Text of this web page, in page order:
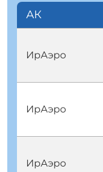
АК
ИрАэро
ИрАэро
ИрАэро